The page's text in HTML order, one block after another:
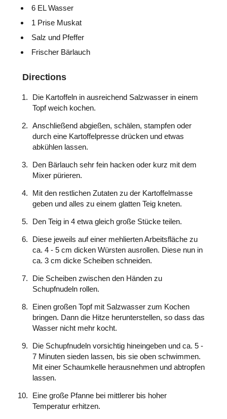
6 EL Wasser
1 Prise Muskat
Salz und Pfeffer
Frischer Bärlauch
Directions
Die Kartoffeln in ausreichend Salzwasser in einem
Topf weich kochen.
Anschließend abgießen, schälen, stampfen oder
durch eine Kartoffelpresse drücken und etwas
abkühlen lassen.
Den Bärlauch sehr fein hacken oder kurz mit dem
Mixer pürieren.
Mit den restlichen Zutaten zu der Kartoffelmasse
geben und alles zu einem glatten Teig kneten.
Den Teig in 4 etwa gleich große Stücke teilen.
Diese jeweils auf einer mehlierten Arbeitsfläche zu
ca. 4 - 5 cm dicken Würsten ausrollen. Diese nun in
ca. 3 cm dicke Scheiben schneiden.
Die Scheiben zwischen den Händen zu
Schupfnudeln rollen.
Einen großen Topf mit Salzwasser zum Kochen
bringen. Dann die Hitze herunterstellen, so dass das
Wasser nicht mehr kocht.
Die Schupfnudeln vorsichtig hineingeben und ca. 5 -
7 Minuten sieden lassen, bis sie oben schwimmen.
Mit einer Schaumkelle herausnehmen und abtropfen
lassen.
Eine große Pfanne bei mittlerer bis hoher
Temperatur erhitzen.